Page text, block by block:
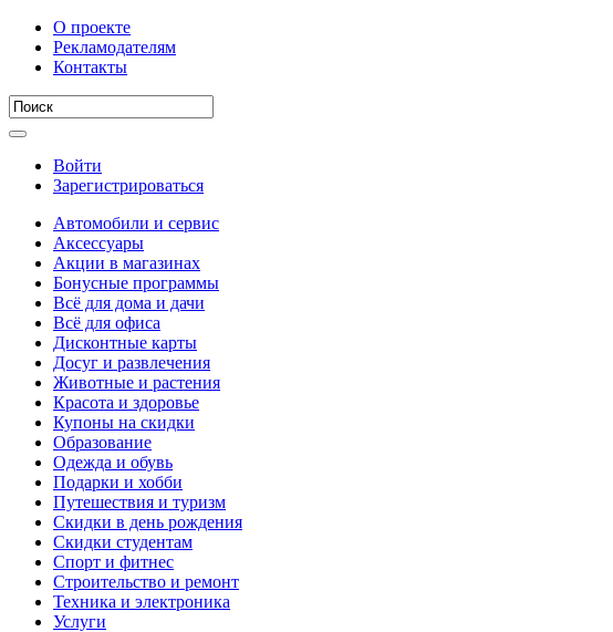
О проекте
Рекламодателям
Контакты
Войти
Зарегистрироваться
Автомобили и сервис
Аксессуары
Акции в магазинах
Бонусные программы
Всё для дома и дачи
Всё для офиса
Дисконтные карты
Досуг и развлечения
Животные и растения
Красота и здоровье
Купоны на скидки
Образование
Одежда и обувь
Подарки и хобби
Путешествия и туризм
Скидки в день рождения
Скидки студентам
Спорт и фитнес
Строительство и ремонт
Техника и электроника
Услуги